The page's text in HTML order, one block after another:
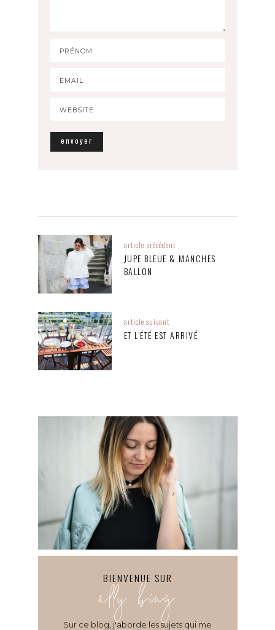
article précédent
JUPE BLEUE & MANCHES
BALLON
article suivant
ET L’ÉTÉ EST ARRIVÉ
BIENVENUE SUR
ally bing
Sur ce blog, j'aborde les sujets qui me